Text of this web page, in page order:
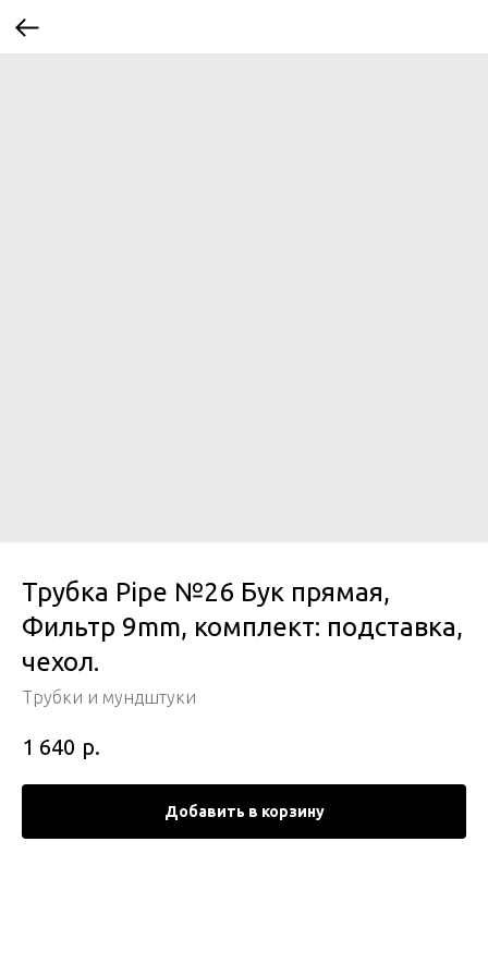
Трубка Pipe №26 Бук прямая,
Фильтр 9mm, комплект: подставка,
чехол.
Трубки и мундштуки
1 640 р.
Добавить в корзину